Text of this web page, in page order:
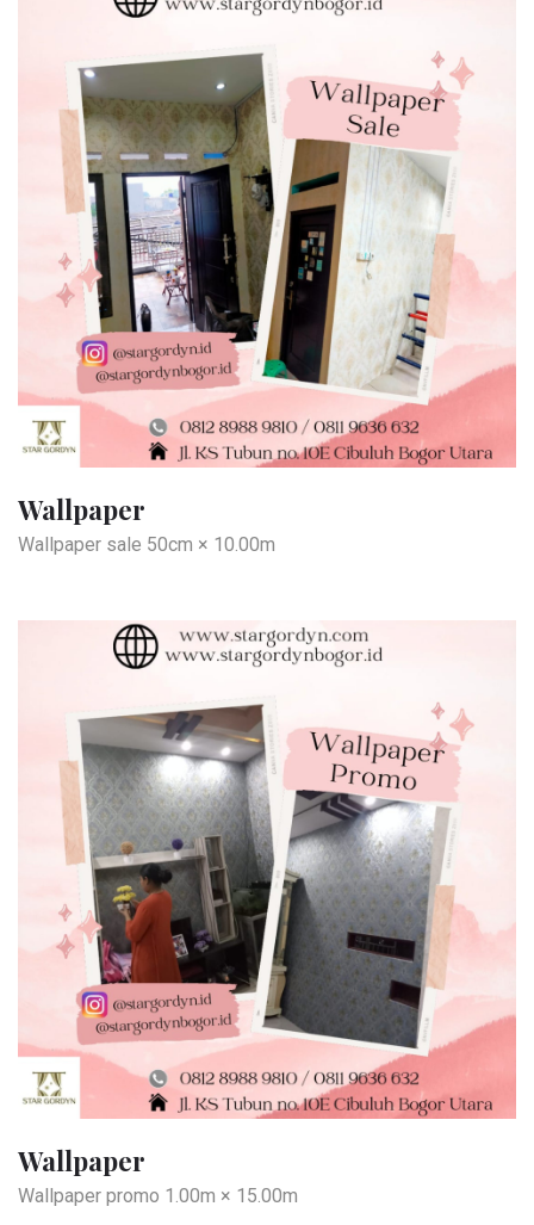
Wallpaper
Wallpaper sale 50cm × 10.00m
Wallpaper
Wallpaper promo 1.00m × 15.00m